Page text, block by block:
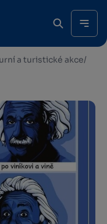
a turistické akce/